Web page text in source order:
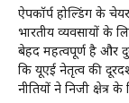
ऐपकॉर्प होल्डिंग के
भारतीय व्यवसायों के
बेहद महत्वपूर्ण है और
कि यूएई नेतृत्व की
नीतियों ने निजी क्षेत्र